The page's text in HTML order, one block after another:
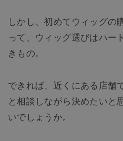
しかし、初めてウィッグの
って、ウィッグ選びはハー
きもの。
できれば、近くにある店舗
と相談しながら決めたいと
いでしょうか。